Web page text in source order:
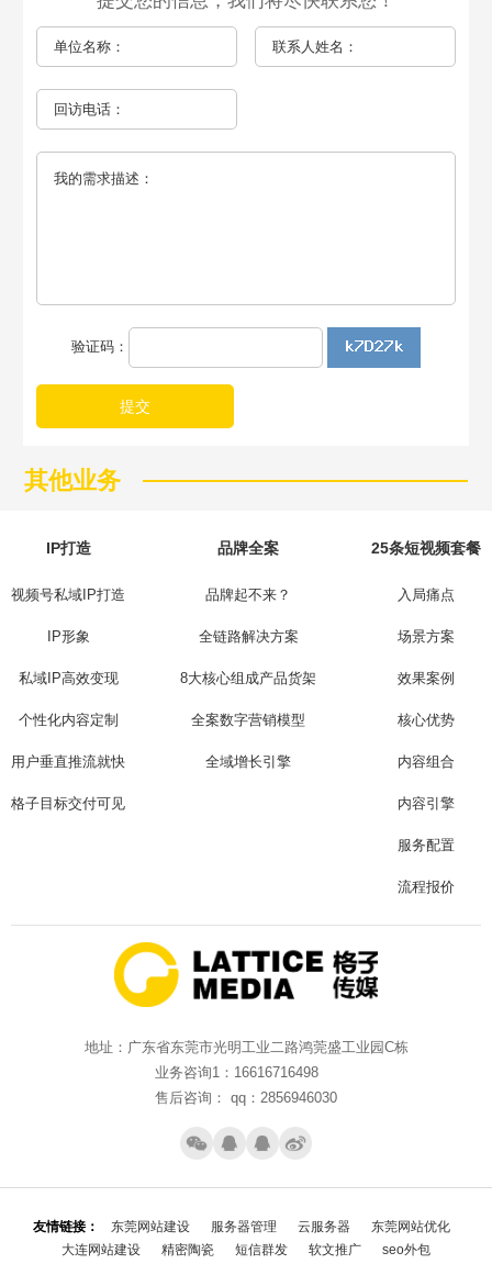
验证码：
提交
其他业务
IP打造
视频号私域IP打造
IP形象
私域IP高效变现
个性化内容定制
用户垂直推流就快
格子目标交付可见
品牌全案
品牌起不来？
全链路解决方案
8大核心组成产品货架
全案数字营销模型
全域增长引擎
25条短视频套餐
入局痛点
场景方案
效果案例
核心优势
内容组合
内容引擎
服务配置
流程报价
地址：广东省东莞市光明工业二路鸿莞盛工业园C栋
业务咨询1：16616716498
售后咨询： qq：2856946030
友情链接： 东莞网站建设 服务器管理 云服务器
东莞网站优化
大连网站建设
精密陶瓷 短信群发 软文推广 seo外包